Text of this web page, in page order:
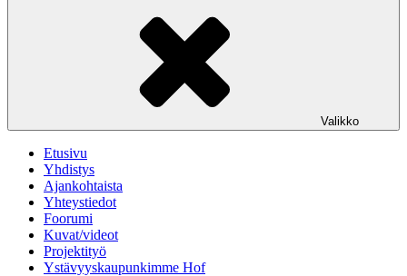
Valikko
Etusivu
Yhdistys
Ajankohtaista
Yhteystiedot
Foorumi
Kuvat/videot
Projektityö
Ystävyyskaupunkimme Hof